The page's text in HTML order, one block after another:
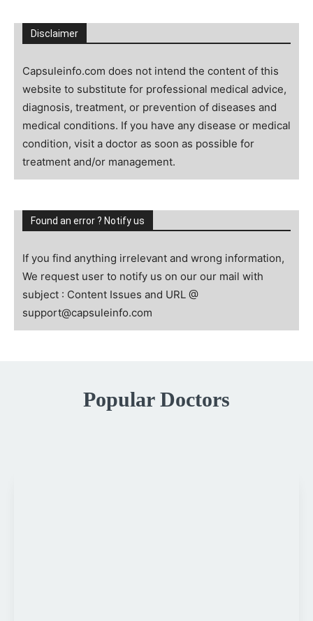
Disclaimer
Capsuleinfo.com does not intend the content of this
website to substitute for professional medical advice,
diagnosis, treatment, or prevention of diseases and
medical conditions. If you have any disease or medical
condition, visit a doctor as soon as possible for
treatment and/or management.
Found an error ? Notify us
If you find anything irrelevant and wrong information,
We request user to notify us on our our mail with
subject : Content Issues and URL @
support@capsuleinfo.com
Popular Doctors